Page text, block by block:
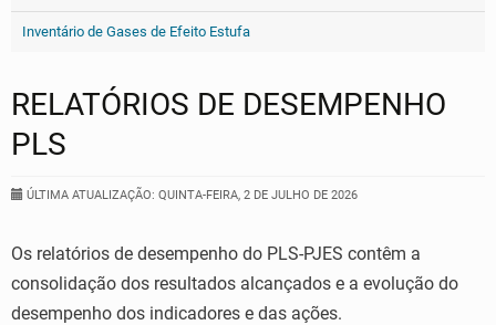
Inventário de Gases de Efeito Estufa
RELATÓRIOS DE DESEMPENHO
PLS
ÚLTIMA ATUALIZAÇÃO: QUINTA-FEIRA, 2 DE JULHO DE 2026
Os relatórios de desempenho do PLS-PJES contêm a
consolidação dos resultados alcançados e a evolução do
desempenho dos indicadores e das ações.